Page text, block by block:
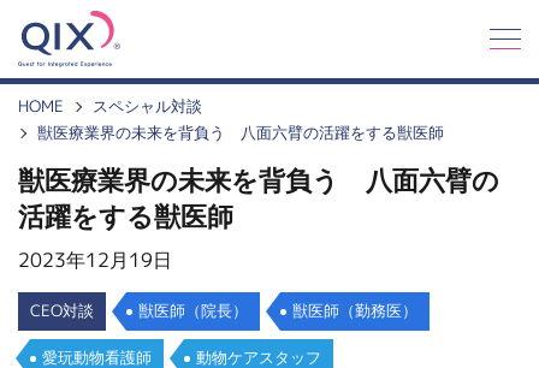
Q
X
HOME
スペシャル対談
獣医療業界の未来を背負う 八面六臂の活躍をする獣医師
獣医療業界の未来を背負う 八面六臂の
活躍をする獣医師
2023年12月19日
CEO対談 獣医師（院長） 獣医師（勤務医）
愛玩動物看護師 動物ケアスタッフ